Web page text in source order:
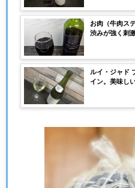
お肉（牛肉ス
渋みが強く刺
ルイ・ジャド
イン。美味し